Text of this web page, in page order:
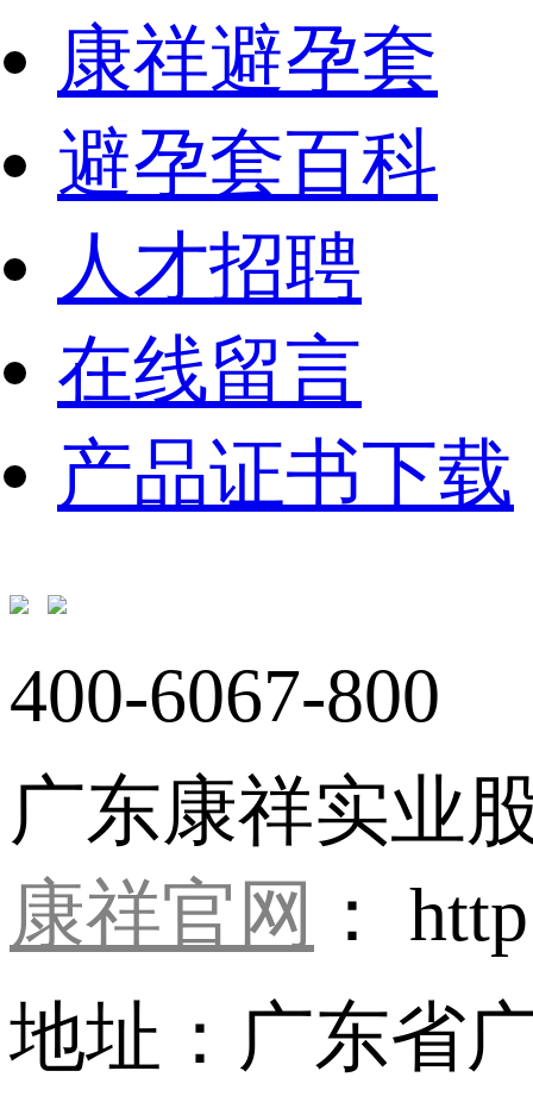
康祥避孕套
避孕套百科
人才招聘
在线留言
产品证书下载
400-6067-800
广东康祥实业
康祥官网 ：
地址：广东省